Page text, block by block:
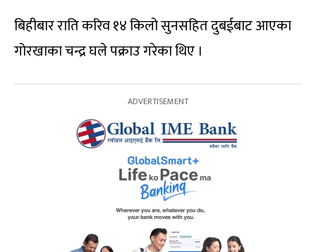
बिहीबार राति करिव १४ किलो सुनसहित दुबईबाट आएका
गोरखाका चन्द्र घले पक्राउ गरेका थिए ।